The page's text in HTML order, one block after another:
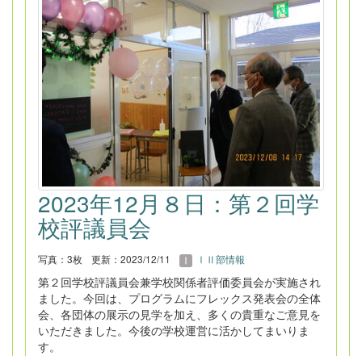
2023年12月８日：第２回学
校評議員会
写真：3枚 更新：2023/12/11 ⅠⅡ部情報
第２回学校評議員会兼学校関係者評価委員会が実施され
ました。今回は、プログラムにフレックス発表会の全体
会、各団体の展示の見学を加え、多くの貴重なご意見を
いただきました。今後の学校運営に活かしてまいりま
す。